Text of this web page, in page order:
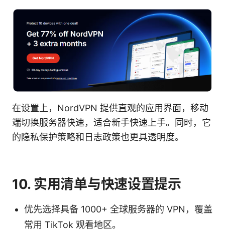
在设置上，NordVPN 提供直观的应用界面，移动
端切换服务器快速，适合新手快速上手。同时，它
的隐私保护策略和日志政策也更具透明度。
10. 实用清单与快速设置提示
优先选择具备 1000+ 全球服务器的 VPN，覆盖
常用 TikTok 观看地区。